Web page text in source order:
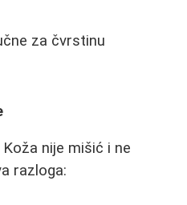
za čvrstinu
Koža nije mišić i ne
razloga: